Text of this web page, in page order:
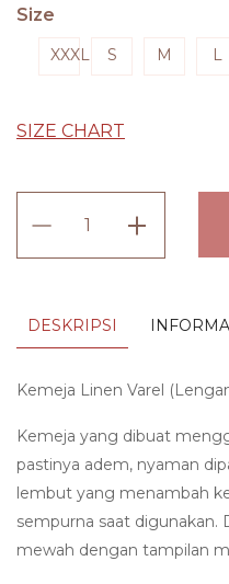
Size
XXXL S M L
SIZE CHART
Kemeja
(Lengan
Pendek)
quantity
DESKRIPSI
Kemeja Linen Varel
Kemeja yang dibuat
pastinya adem, nyaman
lembut yang menambah
sempurna saat digunakan.
mewah dengan tampilan